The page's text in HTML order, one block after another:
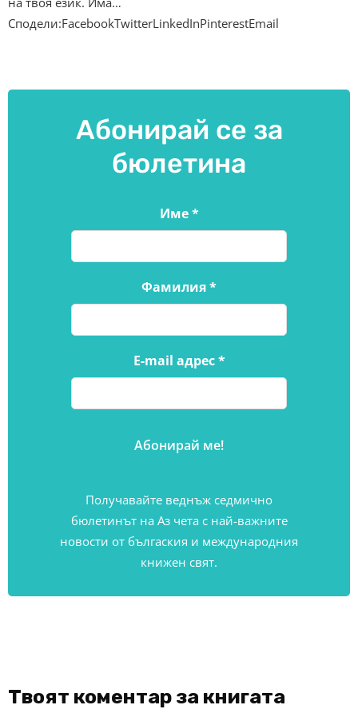
Сподели:FacebookTwitterLinkedInPinterestEmail
Абонирай се за
бюлетина
Име*
Фамилия*
E-mail адрес*
Получавайте веднъж седмично
бюлетинът на Аз чета с най-важните
новости от бългаския и международния
книжен свят.
Твоят коментар за книгата